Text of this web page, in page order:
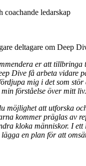
coachande ledarskap
deltagare om Deep
er att tillbringa
Dive få arbeta vidare
mig i det som stör
förståelse över mitt liv.
möjlighet att utforska
kommer präglas av
kloka människor. I ett
en plan för att